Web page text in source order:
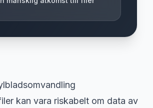
kan vara riskabelt om data av